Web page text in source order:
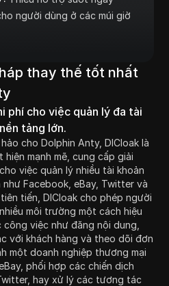
người dùng ở các múi giờ
thay thế tốt nhất
phí cho việc quản lý đa tài
tảng lớn.
cho Dolphin Anty, DICloak là
mạnh mẽ, cung cấp giải
việc quản lý nhiều tài khoản
Facebook, eBay, Twitter và
tiến, DICloak cho phép người
môi trường một cách hiệu
việc như đăng nội dung,
với khách hàng và theo dõi đơn
một doanh nghiệp thương mại
phối hợp các chiến dịch
hay xử lý các tương tác